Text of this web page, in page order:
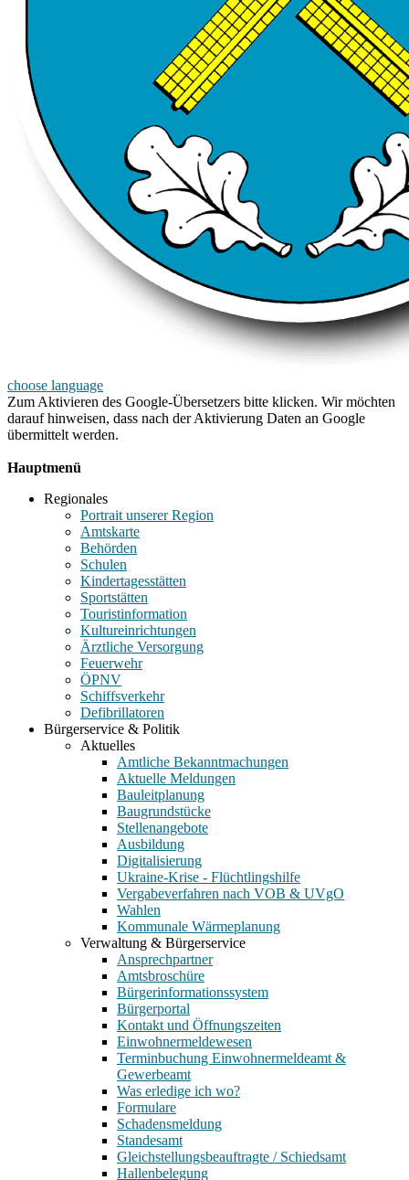
choose language
Zum Aktivieren des Google-Übersetzers bitte klicken. Wir möchten
darauf hinweisen, dass nach der Aktivierung Daten an Google
übermittelt werden.
Hauptmenü
Regionales
Portrait unserer Region
Amtskarte
Behörden
Schulen
Kindertagesstätten
Sportstätten
Touristinformation
Kultureinrichtungen
Ärztliche Versorgung
Feuerwehr
ÖPNV
Schiffsverkehr
Defibrillatoren
Bürgerservice & Politik
Aktuelles
Amtliche Bekanntmachungen
Aktuelle Meldungen
Bauleitplanung
Baugrundstücke
Stellenangebote
Ausbildung
Digitalisierung
Ukraine-Krise - Flüchtlingshilfe
Vergabeverfahren nach VOB & UVgO
Wahlen
Kommunale Wärmeplanung
Verwaltung & Bürgerservice
Ansprechpartner
Amtsbroschüre
Bürgerinformationssystem
Bürgerportal
Kontakt und Öffnungszeiten
Einwohnermeldewesen
Terminbuchung Einwohnermeldeamt &
Gewerbeamt
Was erledige ich wo?
Formulare
Schadensmeldung
Standesamt
Gleichstellungsbeauftragte / Schiedsamt
Hallenbelegung